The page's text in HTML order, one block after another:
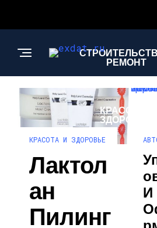
РЕМОНТ
КРАСОТА И
ЗДОРОВЬЕ
КРАСОТА И ЗДОРОВЬЕ
Лактол
Ан
Пилинг
И